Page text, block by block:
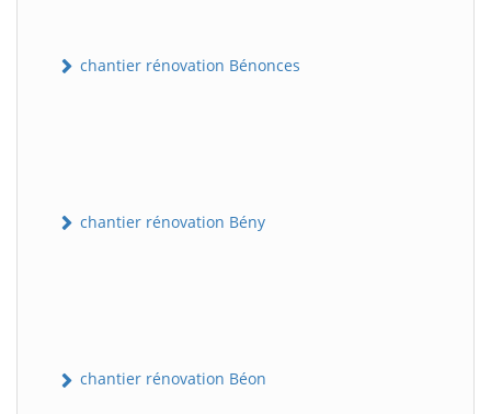
chantier rénovation Bénonces
chantier rénovation Bény
chantier rénovation Béon